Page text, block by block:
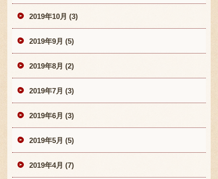
2019年10月 (3)
2019年9月 (5)
2019年8月 (2)
2019年7月 (3)
2019年6月 (3)
2019年5月 (5)
2019年4月 (7)